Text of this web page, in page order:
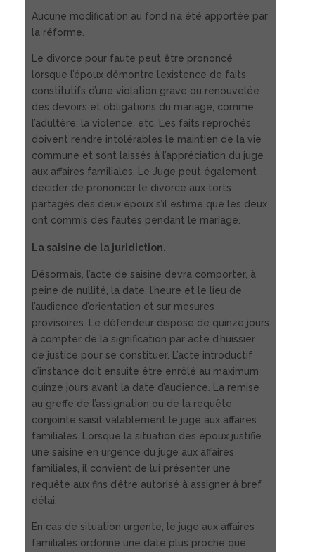
Aucune modification au fond n’a été apportée par
la réforme.
Le divorce pour faute peut être prononcé
lorsque l’époux démontre l’existence de faits
constitutifs d’une violation grave ou renouvelée
des devoirs et obligations du mariage, comme
l’adultère, la violence, etc. Les faits reprochés
doivent rendre intolérables le maintien de la vie
commune et sont laissés à l’appréciation du juge
aux affaires familiales. Le Juge peut également
décider de prononcer le divorce aux torts
partagés des deux époux s’il estime que les deux
ont commis des fautes pendant le mariage.
La saisine de la juridiction.
Désormais, l’acte de saisine devra comporter, à
peine de nullité, la date, l’heure et le lieu de
l’audience d’orientation et sur mesures
provisoires. Le défendeur dispose de quinze jours
à compter de la signification par acte d’huissier
de justice pour se constituer. L’acte introductif
d’instance doit ensuite être enrôlé au maximum
quinze jours avant la date d’audience. La remise
au greffe de l’assignation ou de la requête
conjointe saisit valablement le juge aux affaires
familiales. Lorsque la situation des époux justifie
une saisine en urgence du juge aux affaires
familiales, il convient de lui présenter une
requête aux fins d’être autorisé à assigner à bref
délai.
En cas de situation urgente, le juge aux affaires
familiales ordonne une date plus proche que